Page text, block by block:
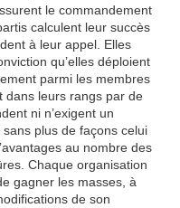
le commandement
calculent leur succès
à leur appel. Elles
qu’elles déploient
parmi les membres
dans leurs rangs par de
ni n’exigent un
plus de façons celui
au nombre des
Chaque organisation
gagner les masses, à
de son